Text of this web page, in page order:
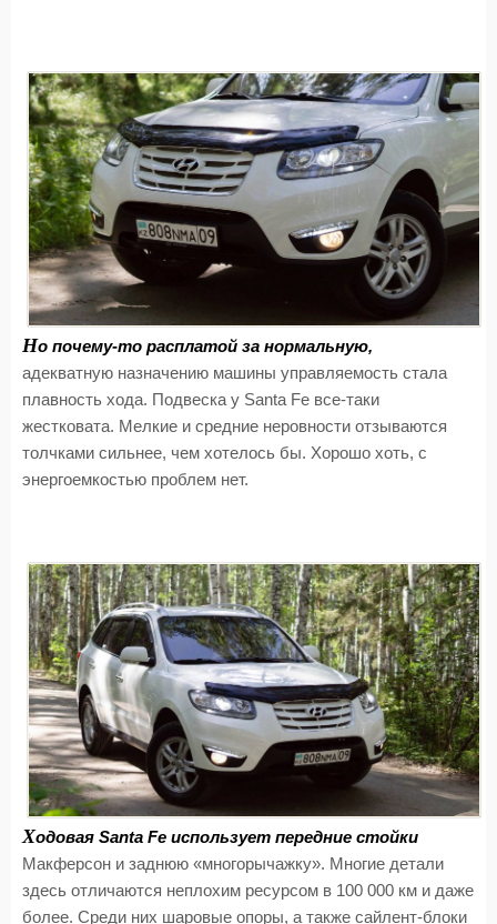
Но почему-то расплатой за нормальную,
адекватную назначению машины управляемость стала
плавность хода. Подвеска у Santa Fe все-таки
жестковата. Мелкие и средние неровности отзываются
толчками сильнее, чем хотелось бы. Хорошо хоть, с
энергоемкостью проблем нет.
Ходовая Santa Fe использует передние стойки
Макферсон и заднюю «многорычажку». Многие детали
здесь отличаются неплохим ресурсом в 100 000 км и даже
более. Среди них шаровые опоры, а также сайлент-блоки